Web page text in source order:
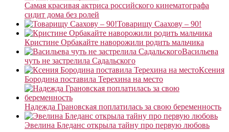
Самая красивая актриса российского кинематографа
сидит дома без ролей
Товарищу Саахову – 90!
Кристине Орбакайте наворожили родить мальчика
Васильева
чуть не застрелила Садальского
Ксения
Бородина поставила Терехина на место
Надежда Грановская поплатилась за свою беременность
Эвелина Бледанс открыла тайну про первую любовь